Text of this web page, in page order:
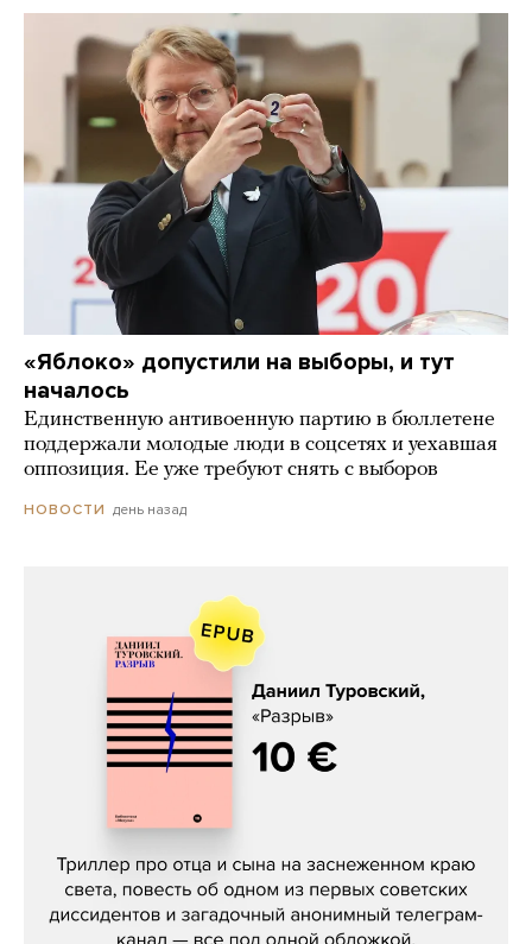
«Яблоко» допустили на выборы, и тут
началось
Единственную антивоенную партию в бюллетене
поддержали молодые люди в соцсетях и уехавшая
оппозиция. Ее уже требуют снять с выборов
НОВОСТИ день назад
Даниил Туровский, «Разрыв»